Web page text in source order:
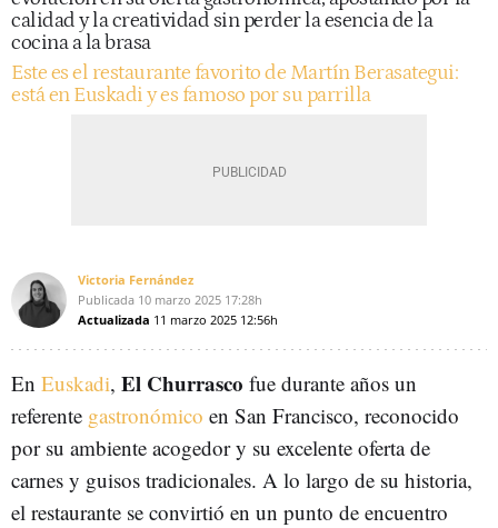
calidad y la creatividad sin perder la esencia de la
cocina a la brasa
Este es el restaurante favorito de Martín Berasategui:
está en Euskadi y es famoso por su parrilla
Victoria Fernández
Publicada 10 marzo 2025 17:28h
Actualizada 11 marzo 2025 12:56h
En Euskadi, El Churrasco fue durante años un
referente gastronómico en San Francisco, reconocido
por su ambiente acogedor y su excelente oferta de
carnes y guisos tradicionales. A lo largo de su historia,
el restaurante se convirtió en un punto de encuentro